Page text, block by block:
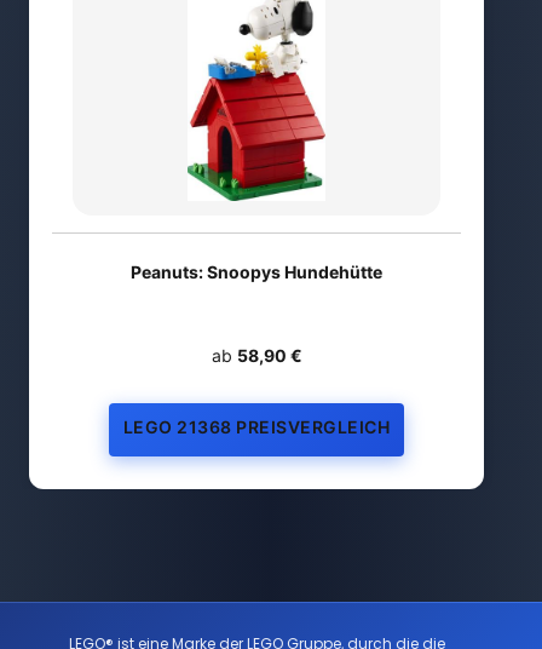
Peanuts: Snoopys Hundehütte
ab 58,90 €
LEGO 21368 PREISVERGLEICH
LEGO® ist eine Marke der LEGO Gruppe, durch die die